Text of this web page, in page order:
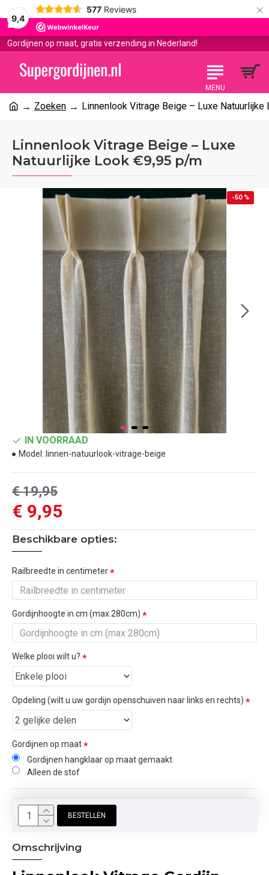
9,4
577 Reviews ×
Gordijnen op maat, gratis verzending in Nederland!
Zoeken Linnenlook Vitrage Beige – Luxe Natuurlijke
Linnenlook Vitrage Beige – Luxe
Natuurlijke Look €9,95 p/m
-50 %
€ 9,95
€ 19,95
IN VOORRAAD
Model: linnen-natuurlook-vitrage-beige
Beschikbare opties:
Railbreedte in centimeter
Gordijnhoogte in cm (max 280cm)
Welke plooi wilt u?
Opdeling (wilt u uw gordijn openschuiven naar links en rechts)
Gordijnen op maat
Gordijnen hangklaar op maat gemaakt
Alleen de stof
BESTELLEN
Omschrijving